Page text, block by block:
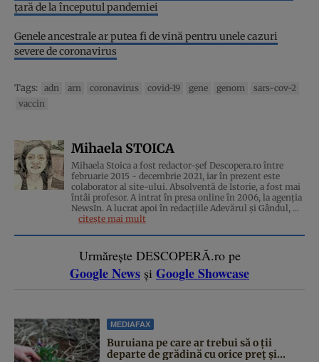
țară de la începutul pandemiei
Genele ancestrale ar putea fi de vină pentru unele cazuri
severe de coronavirus
Tags: adn arn coronavirus covid-19 gene genom
sars-cov-2
vaccin
Mihaela STOICA
Mihaela Stoica a fost redactor-șef Descopera.ro între
februarie 2015 - decembrie 2021, iar în prezent este
colaborator al site-ului. Absolventă de Istorie, a fost mai
întâi profesor. A intrat în presa online în 2006, la agenţia
NewsIn. A lucrat apoi în redacţiile Adevărul şi Gândul, ...
citește mai mult
Urmărește DESCOPERĂ.ro pe
Google News și Google Showcase
MEDIAFAX
Buruiana pe care ar trebui să o ții
departe de grădină cu orice preț și...